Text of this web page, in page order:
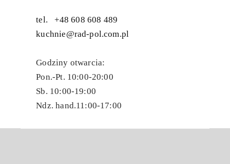
tel. +48 608 608 489
kuchnie@rad-pol.com.pl
Godziny otwarcia:
Pon.-Pt. 10:00-20:00
Sb. 10:00-19:00
Ndz. hand.11:00-17:00